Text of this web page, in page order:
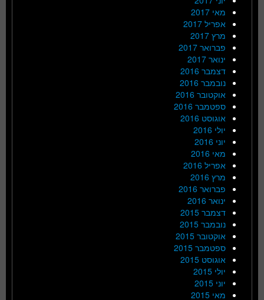
מאי 2017
אפריל 2017
מרץ 2017
פברואר 2017
ינואר 2017
דצמבר 2016
נובמבר 2016
אוקטובר 2016
ספטמבר 2016
אוגוסט 2016
יולי 2016
יוני 2016
מאי 2016
אפריל 2016
מרץ 2016
פברואר 2016
ינואר 2016
דצמבר 2015
נובמבר 2015
אוקטובר 2015
ספטמבר 2015
אוגוסט 2015
יולי 2015
יוני 2015
מאי 2015